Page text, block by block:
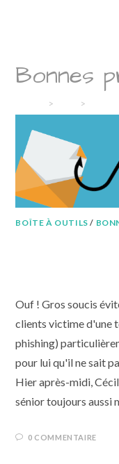
Bonnes
> >
BOÎTE À OUTILS /
Ouf ! Gros soucis
clients victime d'une
phishing)
pour lui qu'il ne sait
Hier après-midi,
sénior toujours aussi
0 COMMENTAIRE